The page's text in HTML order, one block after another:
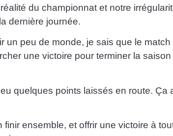
du championnat et notre
dernière journée.
peu de monde, je sais que le
une victoire pour terminer la
quelques points laissés en route. Ça
ensemble, et offrir une victoire à